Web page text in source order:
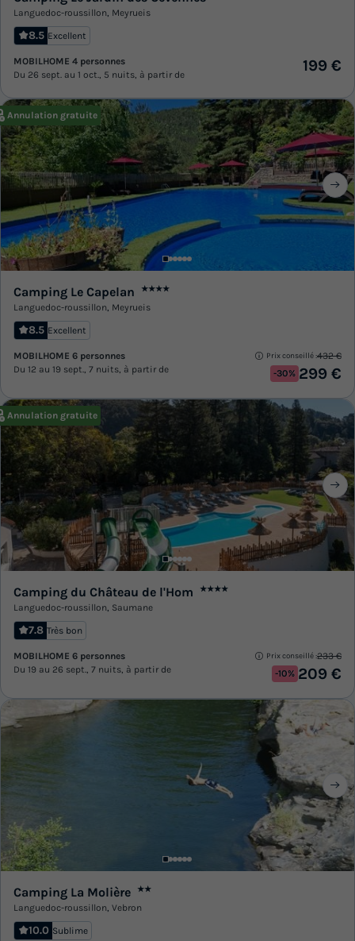
Languedoc-roussillon, Meyrueis
8.5 Excellent
MOBILHOME 4 personnes
Du 26 sept. au 1 oct., 5 nuits, à partir de
199 €
Annulation gratuite
Camping Le Capelan ★★★★
Languedoc-roussillon, Meyrueis
8.5 Excellent
MOBILHOME 6 personnes
Du 12 au 19 sept., 7 nuits, à partir de
Prix conseillé :432 €
-30% 299 €
Annulation gratuite
Camping du Château de l'Hom ★★★★
Languedoc-roussillon, Saumane
7.8 Très bon
MOBILHOME 6 personnes
Du 19 au 26 sept., 7 nuits, à partir de
Prix conseillé :233 €
-10% 209 €
Camping La Molière ★★
Languedoc-roussillon, Vebron
10.0 Sublime